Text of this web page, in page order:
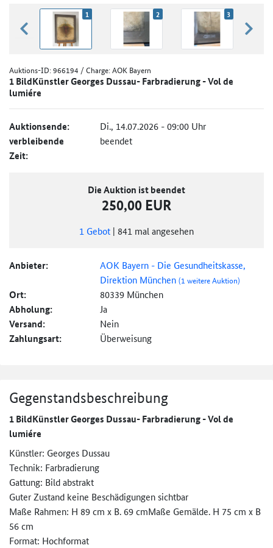
zurück blättern
1 2 3
Auktions-ID:966194 / Charge: AOK Bayern
1 BildKünstler Georges Dussau- Farbradierung - Vol de
lumiére
Auktionsende: Di., 14.07.2026 - 09:00 Uhr
verbleibende
Zeit:
beendet
Die Auktion ist beendet
250,00 EUR
1 Gebot | 841 mal angesehen
Anbieter:
AOK Bayern - Die Gesundheitskasse,
Direktion München(1 weitere Auktion)
Ort: 80339 München
Abholung: Ja
Versand: Nein
Zahlungsart: Überweisung
Gegenstandsbeschreibung
1 BildKünstler Georges Dussau- Farbradierung - Vol de
lumiére
Künstler: Georges Dussau
Technik: Farbradierung
Gattung: Bild abstrakt
Guter Zustand keine Beschädigungen sichtbar
Maße Rahmen: H 89 cm x B. 69 cmMaße Gemälde. H 75 cm x B
56 cm
Format: Hochformat